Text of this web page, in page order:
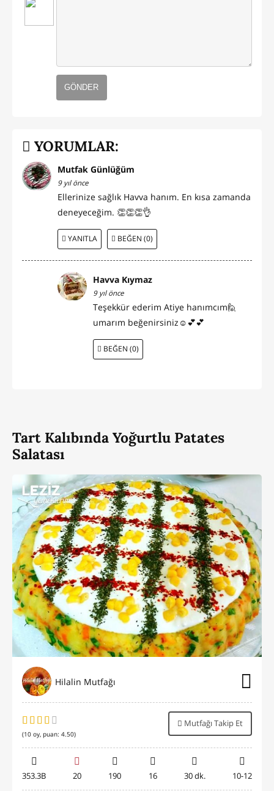
GÖNDER
YORUMLAR:
Mutfak Günlüğüm
9 yıl önce
Ellerinize sağlık Havva hanım. En kısa zamanda
deneyeceğim. 👏👏👏👌
YANITLA BEĞEN (0)
Havva Kıymaz
9 yıl önce
Teşekkür ederim Atiye hanımcım🙋
umarım beğenirsiniz☺💕💕
BEĞEN (0)
Tart Kalıbında Yoğurtlu Patates
Salatası
Hilalin Mutfağı
(10 oy, puan: 4.50)
Mutfağı Takip Et
353.3B 20 190 16 30 dk. 10-12